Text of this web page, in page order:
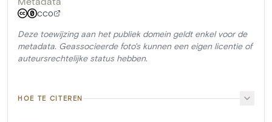
CC0
Deze toewijzing aan het publiek domein geldt enkel voor de
metadata. Geassocieerde foto's kunnen een eigen licentie of
auteursrechtelijke status hebben.
HOE TE CITEREN